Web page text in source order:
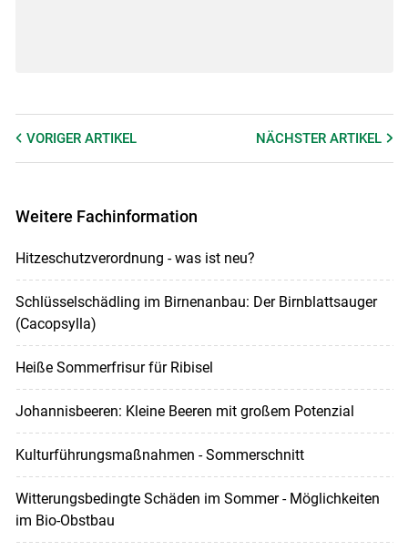
VORIGER ARTIKEL NÄCHSTERARTIKEL
Weitere Fachinformation
Hitzeschutzverordnung - was ist neu?
Schlüsselschädling im Birnenanbau: Der Birnblattsauger
(Cacopsylla)
Heiße Sommerfrisur für Ribisel
Johannisbeeren: Kleine Beeren mit großem Potenzial
Kulturführungsmaßnahmen - Sommerschnitt
Witterungsbedingte Schäden im Sommer - Möglichkeiten
im Bio-Obstbau